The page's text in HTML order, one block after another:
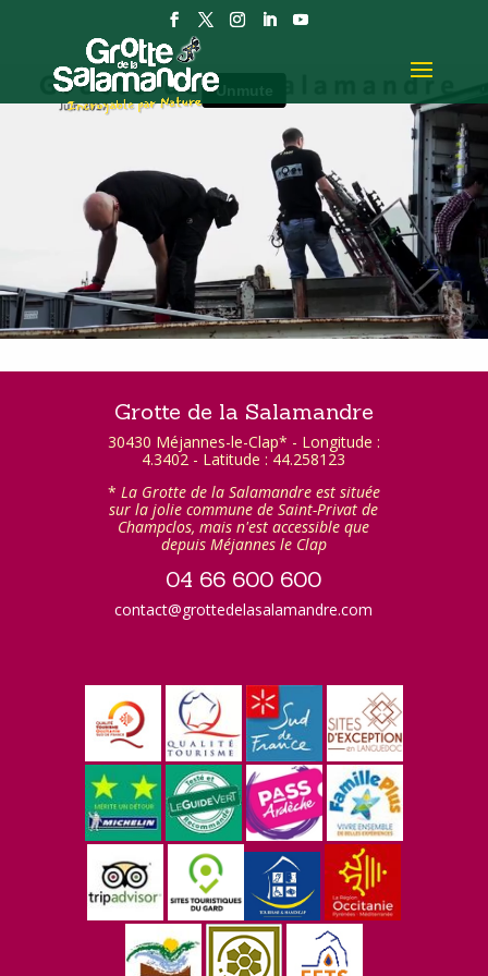
Grotte de la Salamandre
30430 Méjannes-le-Clap* - Longitude :
4.3402 - Latitude : 44.258123
* La Grotte de la Salamandre est située
sur la jolie commune de Saint-Privat de
Champclos, mais n'est accessible que
depuis Méjannes le Clap
04 66 600 600
contact@grottedelasalamandre.com